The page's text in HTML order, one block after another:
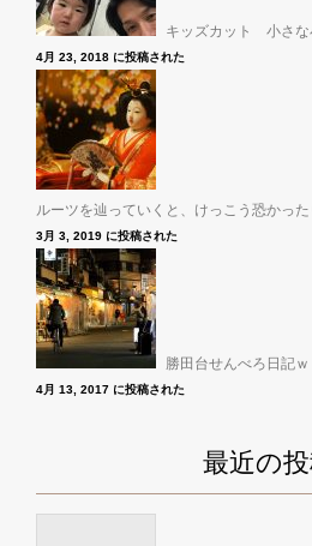
キッズカット 小さな
4月 23, 2018 に投稿された
ルーツを辿っていくと、けっこう恐かっ
3月 3, 2019 に投稿された
勝田台せんべろ日記ｗ
4月 13, 2017 に投稿された
最近の